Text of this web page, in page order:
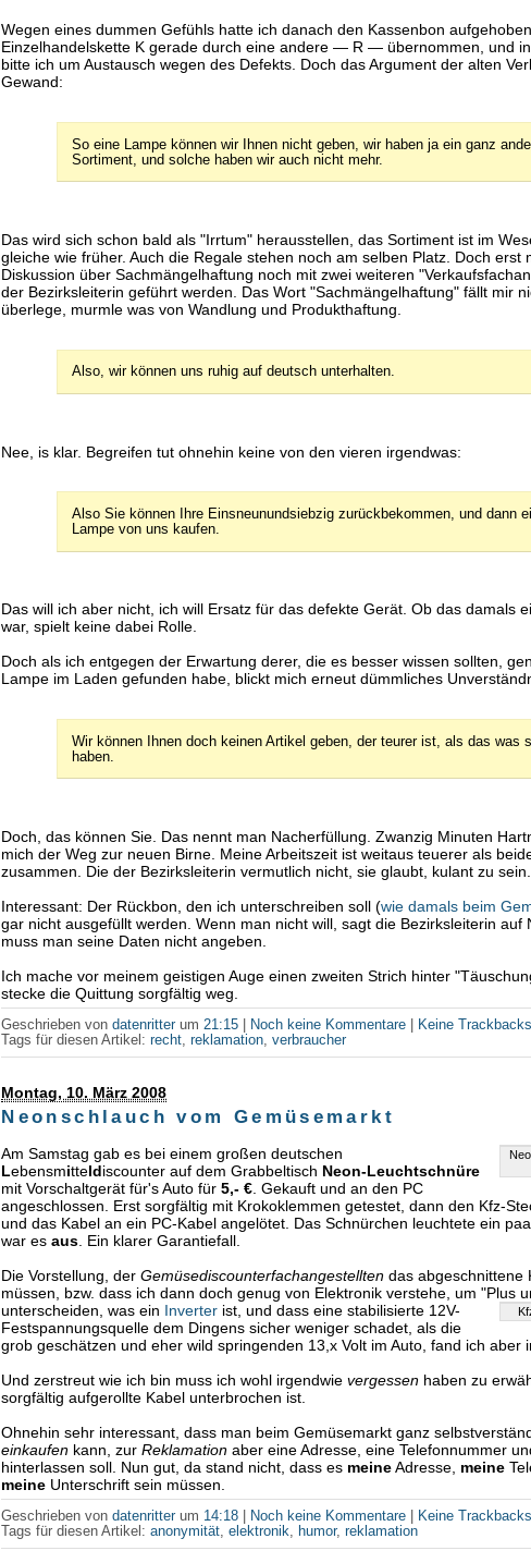
Wegen eines dummen Gefühls hatte ich danach den Kassenbon
Einzelhandelskette K gerade durch eine andere — R — übernommen, und
bitte ich um Austausch wegen des Defekts. Doch das Argument der alten
Gewand:
So eine Lampe können wir Ihnen nicht geben, wir haben ja ein ganz
Sortiment, und solche haben wir auch nicht mehr.
Das wird sich schon bald als "Irrtum" herausstellen, das Sortiment ist im
gleiche wie früher. Auch die Regale stehen noch am selben Platz. Doch erst
Diskussion über Sachmängelhaftung noch mit zwei weiteren
der Bezirksleiterin geführt werden. Das Wort "Sachmängelhaftung" fällt mir
überlege, murmle was von Wandlung und Produkthaftung.
Also, wir können uns ruhig auf deutsch unterhalten.
Nee, is klar. Begreifen tut ohnehin keine von den vieren irgendwas:
Also Sie können Ihre Einsneunundsiebzig zurückbekommen, und dann
Lampe von uns kaufen.
Das will ich aber nicht, ich will Ersatz für das defekte Gerät. Ob das damals
war, spielt keine dabei Rolle.
Doch als ich entgegen der Erwartung derer, die es besser wissen sollten,
Lampe im Laden gefunden habe, blickt mich erneut dümmliches
Wir können Ihnen doch keinen Artikel geben, der teurer ist, als das was
haben.
Doch, das können Sie. Das nennt man Nacherfüllung. Zwanzig Minuten
mich der Weg zur neuen Birne. Meine Arbeitszeit ist weitaus teuerer als
zusammen. Die der Bezirksleiterin vermutlich nicht, sie glaubt, kulant zu sein.
Interessant: Der Rückbon, den ich unterschreiben soll (wie damals beim
gar nicht ausgefüllt werden. Wenn man nicht will, sagt die Bezirksleiterin auf
muss man seine Daten nicht angeben.
Ich mache vor meinem geistigen Auge einen zweiten Strich hinter
stecke die Quittung sorgfältig weg.
Geschrieben vondatenritterum21:15 Noch keine Kommentare
Keine Trackbacks
Tags für diesen Artikel:recht,reklamation,verbraucher
Montag, 10. März 2008
Neonschlauch vom Gemüsemarkt
Am Samstag gab es bei einem großen deutschen
Lebensmitteldiscounter auf dem Grabbeltisch Neon-Leuchtschnüre
mit Vorschaltgerät für's Auto für5,- € . Gekauft und an den PC
angeschlossen. Erst sorgfältig mit Krokoklemmen getestet, dann den Kfz-
und das Kabel an ein PC-Kabel angelötet. Das Schnürchen leuchtete ein
war esaus . Ein klarer Garantiefall.
Die Vorstellung, derGemüsediscounterfachangestellten das abgeschnittene
müssen, bzw. dass ich dann doch genug von Elektronik verstehe, um "Plus
unterscheiden,was ein Inverter ist, und dass eine stabilisierte 12V-
Festspannungsquelle dem Dingens sicher weniger schadet, als die
grob geschätzen und eher wild springenden 13,x Volt im Auto, fand ich aber
Und zerstreut wie ich bin muss ich wohl irgendwievergessen haben zu
sorgfältig aufgerollte Kabel unterbrochen ist.
Ohnehin sehr interessant, dass man beim Gemüsemarkt ganz
einkaufen kann, zurReklamation aber eine Adresse, eine Telefonnummer
hinterlassen soll. Nun gut, da stand nicht, dass es meineAdresse, meine
meine Unterschrift sein müssen.
Geschrieben vondatenritterum 14:18 Noch keine Kommentare
Keine Trackbacks
Tags für diesen Artikel:anonymität,elektronik, humor,reklamation